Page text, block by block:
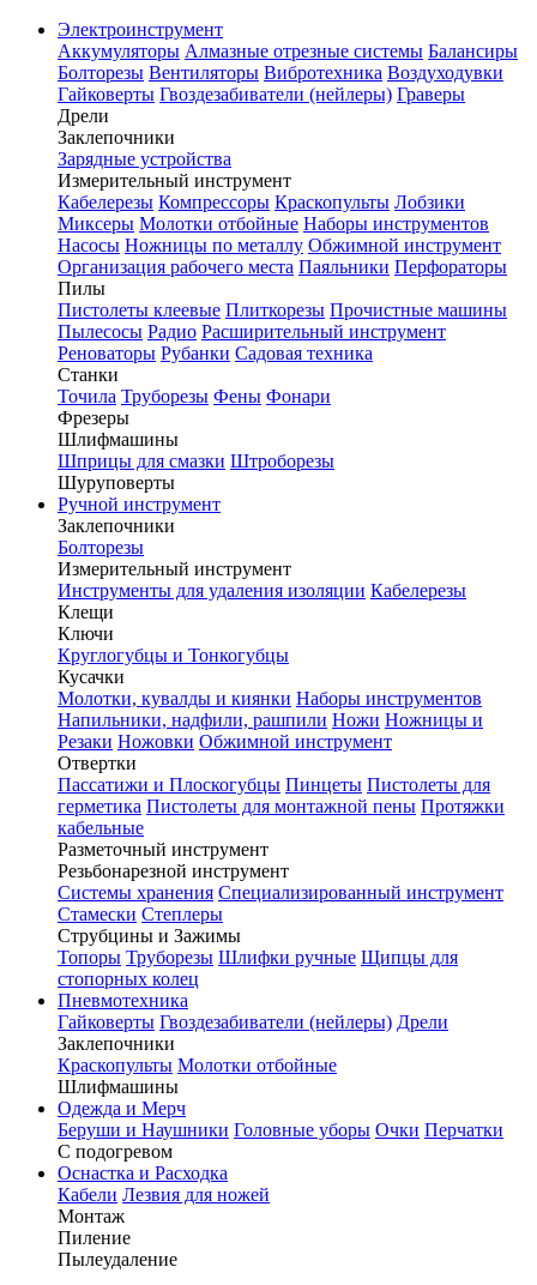
Электроинструмент
Аккумуляторы Алмазные отрезные системы Балансиры
Болторезы Вентиляторы Вибротехника Воздуходувки
Гайковерты Гвоздезабиватели (нейлеры) Граверы
Дрели
Заклепочники
Зарядные устройства
Измерительный инструмент
Кабелерезы Компрессоры Краскопульты Лобзики
Миксеры Молотки отбойные Наборы инструментов
Насосы Ножницы по металлу Обжимной инструмент
Организация рабочего места Паяльники Перфораторы
Пилы
Пистолеты клеевые Плиткорезы Прочистные машины
Пылесосы Радио Расширительный инструмент
Реноваторы Рубанки Садовая техника
Станки
Точила Труборезы Фены Фонари
Фрезеры
Шлифмашины
Шприцы для смазки Штроборезы
Шуруповерты
Ручной инструмент
Заклепочники
Болторезы
Измерительный инструмент
Инструменты для удаления изоляции Кабелерезы
Клещи
Ключи
Круглогубцы и Тонкогубцы
Кусачки
Молотки, кувалды и киянки Наборы инструментов
Напильники, надфили, рашпили Ножи Ножницы и
Резаки Ножовки Обжимной инструмент
Отвертки
Пассатижи и Плоскогубцы Пинцеты Пистолеты для
герметика Пистолеты для монтажной пены Протяжки
кабельные
Разметочный инструмент
Резьбонарезной инструмент
Системы хранения Специализированный инструмент
Стамески Степлеры
Струбцины и Зажимы
Топоры Труборезы Шлифки ручные Щипцы для
стопорных колец
Пневмотехника
Гайковерты Гвоздезабиватели (нейлеры) Дрели
Заклепочники
Краскопульты Молотки отбойные
Шлифмашины
Одежда и Мерч
Беруши и Наушники Головные уборы Очки Перчатки
С подогревом
Оснастка и Расходка
Кабели Лезвия для ножей
Монтаж
Пиление
Пылеудаление